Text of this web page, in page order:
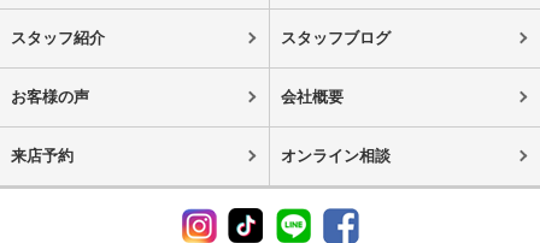
スタッフ紹介 スタッフブログ
お客様の声 会社概要
来店予約 オンライン相談